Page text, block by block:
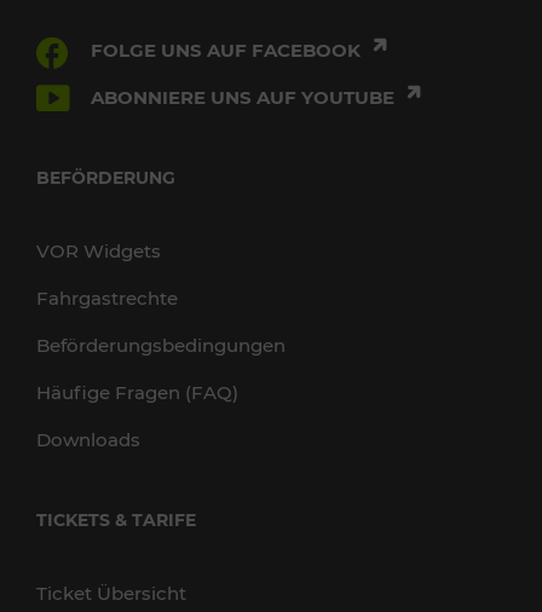
FOLGE UNS AUF FACEBOOK
ABONNIERE UNS AUF YOUTUBE
BEFÖRDERUNG
VOR Widgets
Fahrgastrechte
Beförderungsbedingungen
Häufige Fragen (FAQ)
Downloads
TICKETS & TARIFE
Ticket Übersicht